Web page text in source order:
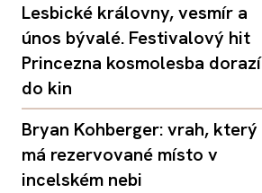
Lesbické královny, vesmír a
únos bývalé. Festivalový hit
Princezna kosmolesba dorazí
do kin
Bryan Kohberger: vrah, který
má rezervované místo v
incelském nebi